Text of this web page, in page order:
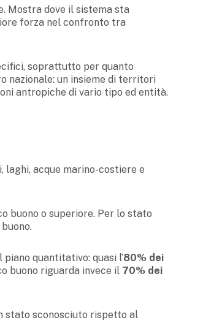
Mostra dove il sistema sta
forza nel confronto tra
soprattutto per quanto
nazionale: un insieme di territori
antropiche di vario tipo ed entità.
laghi, acque marino-costiere e
buono o superiore. Per lo stato
quantitativo: quasi l’80% dei
buono riguarda invece il 70% dei
stato sconosciuto rispetto al